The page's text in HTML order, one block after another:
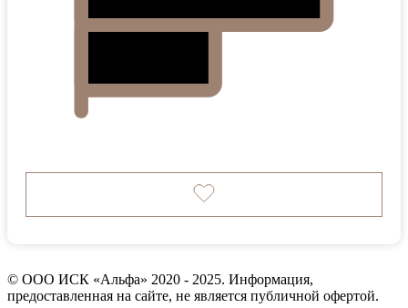
© ООО ИСК «Альфа» 2020 - 2025. Информация,
предоставленная на сайте, не является публичной офертой.